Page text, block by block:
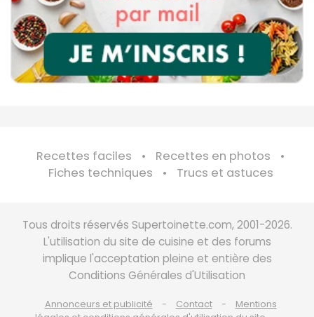
Recettes faciles
Recettes en photos
Fiches techniques
Trucs et astuces
Tous droits réservés Supertoinette.com, 2001-2026.
L'utilisation du site de cuisine et des forums
implique l'acceptation pleine et entière des
Conditions Générales d'Utilisation
Annonceurs et publicité Contact
Mentions